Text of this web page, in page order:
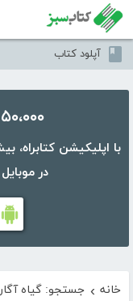
آپلود کتاب
۵۰،۰۰۰ کتاب در موبایل شما
در
خانه › جستجو: گیاه